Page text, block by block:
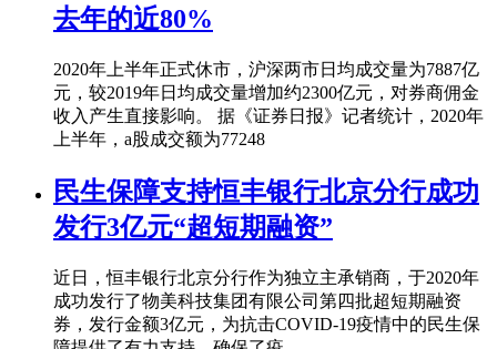
去年的近80%
2020年上半年正式休市，沪深两市日均成交量为7887亿
元，较2019年日均成交量增加约2300亿元，对券商佣金
收入产生直接影响。 据《证券日报》记者统计，2020年
上半年，a股成交额为77248
民生保障支持恒丰银行北京分行成功
发行3亿元“超短期融资”
近日，恒丰银行北京分行作为独立主承销商，于2020年
成功发行了物美科技集团有限公司第四批超短期融资
券，发行金额3亿元，为抗击COVID-19疫情中的民生保